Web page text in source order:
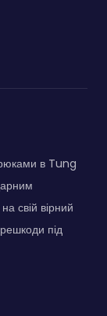
в Tung
свій вірний
під